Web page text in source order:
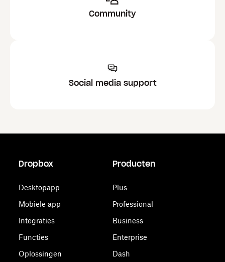
Community
Social media support
Dropbox
Desktopapp
Mobiele app
Integraties
Functies
Oplossingen
Producten
Plus
Professional
Business
Enterprise
Dash